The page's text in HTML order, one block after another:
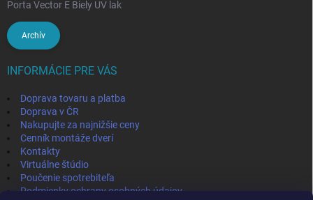
Porta Vector E Biely UV lak
Archív
INFORMÁCIE PRE VÁS
Doprava tovaru a platba
Doprava v ČR
Nakupujte za najnižšie ceny
Cenník montáže dverí
Kontakty
Virtuálne štúdio
Poučenie spotrebiteľa
Podmienky ochrany osobných údajov